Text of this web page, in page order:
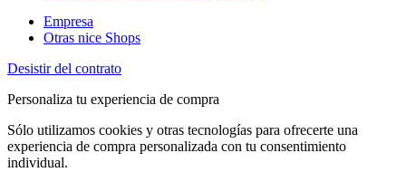
Empresa
Otras nice Shops
Desistir del contrato
Personaliza tu experiencia de compra
Sólo utilizamos cookies y otras tecnologías para ofrecerte una
experiencia de compra personalizada con tu consentimiento
individual.